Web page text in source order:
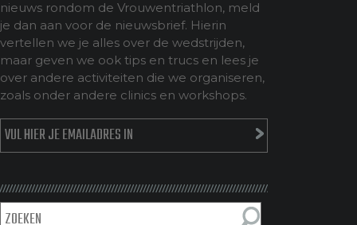
nieuws rondom de Vrouwentriathlon, meld
je dan aan voor de nieuwsbrief. Hierin
vertellen we je alles over de wedstrijden,
maar geven we ook tips en trucs en lees je
over andere activiteiten die we organiseren,
zoals onder andere clinics en workshops.